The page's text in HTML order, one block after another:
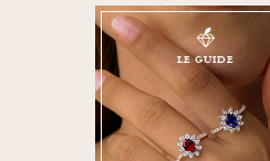
LE GUIDE